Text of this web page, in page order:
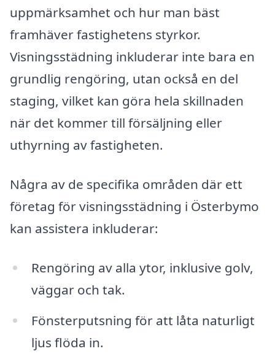
uppmärksamhet och hur man bäst
framhäver fastighetens styrkor.
Visningsstädning inkluderar inte bara en
grundlig rengöring, utan också en del
staging, vilket kan göra hela skillnaden
när det kommer till försäljning eller
uthyrning av fastigheten.
Några av de specifika områden där ett
företag för visningsstädning i Österbymo
kan assistera inkluderar:
Rengöring av alla ytor, inklusive golv,
väggar och tak.
Fönsterputsning för att låta naturligt
ljus flöda in.